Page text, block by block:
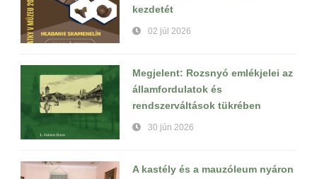
kezdetét
02 júl 2026
Megjelent: Rozsnyó emlékjelei az
államfordulatok és
rendszerváltások tükrében
30 jún 2026
A kastély és a mauzóleum nyáron